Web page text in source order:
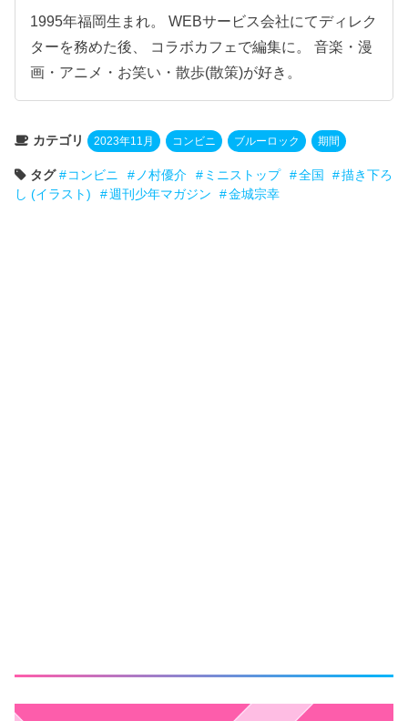
1995年福岡生まれ。 WEBサービス会社にてディレク
ターを務めた後、 コラボカフェで編集に。 音楽・漫
画・アニメ・お笑い・散歩(散策)が好き。
カテゴリ 2023年11月 コンビニ ブルーロック 期間
タグ コンビニ ノ村優介 ミニストップ 全国
描き下ろ
し (イラスト)
週刊少年マガジン 金城宗幸